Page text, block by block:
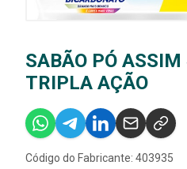
SABÃO PÓ
TRIPLA AÇÃO
Código do Fabricante: 403935